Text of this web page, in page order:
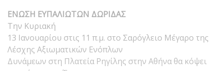
ΕΝΩΣΗ ΕΥΠΑΛΙΩΤΩΝ ΔΩΡΙΔΑΣ
Την Κυριακή
13 Ιανουαρίου στις 11 π.μ. στο Σαρόγλειο Μέγαρο της
Λέσχης Αξιωματικών Ενόπλων
Δυνάμεων στη Πλατεία Ρηγίλης στην Αθήνα θα κόψει